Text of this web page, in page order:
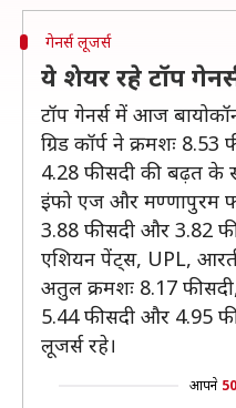
गेनर्स लूजर्स
ये शेयर रहे टॉप
टॉप गेनर्स में आज
ग्रिड कॉर्प ने क्रमशः
4.28 फीसदी की बढ़त के
इंफो एज और मण्णापुरम
3.88 फीसदी और 3.82
एशियन पेंट्स, UPL, आरती
अतुल क्रमशः 8.17
5.44 फीसदी और 4.95
लूजर्स रहे।
आपने